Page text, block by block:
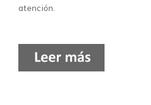
atención.